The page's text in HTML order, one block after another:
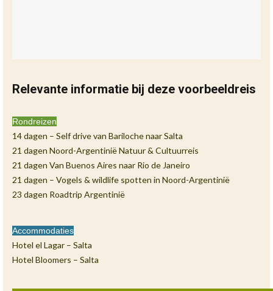
Relevante informatie bij deze voorbeeldreis
Rondreizen
14 dagen – Self drive van Bariloche naar Salta
21 dagen Noord-Argentinië Natuur & Cultuurreis
21 dagen Van Buenos Aires naar Rio de Janeiro
21 dagen – Vogels & wildlife spotten in Noord-Argentinië
23 dagen Roadtrip Argentinië
Accommodaties
Hotel el Lagar – Salta
Hotel Bloomers – Salta